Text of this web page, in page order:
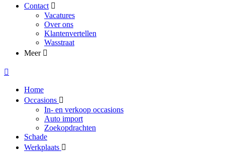
Contact
Vacatures
Over ons
Klantenvertellen
Wasstraat
Meer
Home
Occasions
In- en verkoop occasions
Auto import
Zoekopdrachten
Schade
Werkplaats